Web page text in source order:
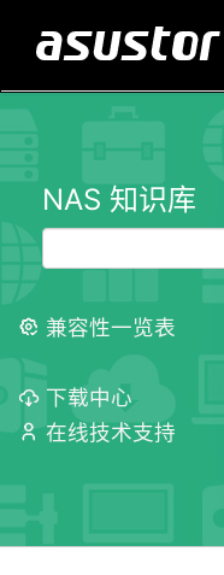
NAS 知识库
兼容性一览表
下载中心
在线技术支持